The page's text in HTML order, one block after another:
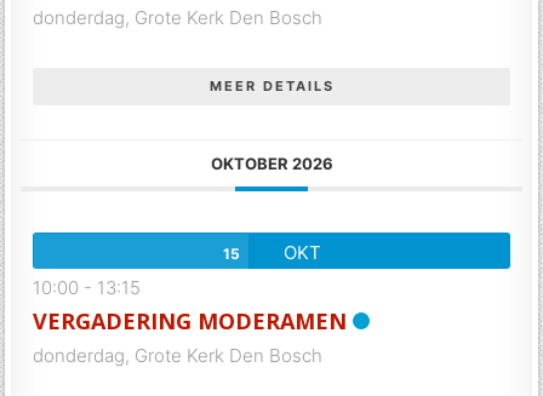
donderdag, Grote Kerk Den Bosch
MEER DETAILS
OKTOBER 2026
15
OKT
10:00 - 13:15
VERGADERING MODERAMEN
donderdag, Grote Kerk Den Bosch